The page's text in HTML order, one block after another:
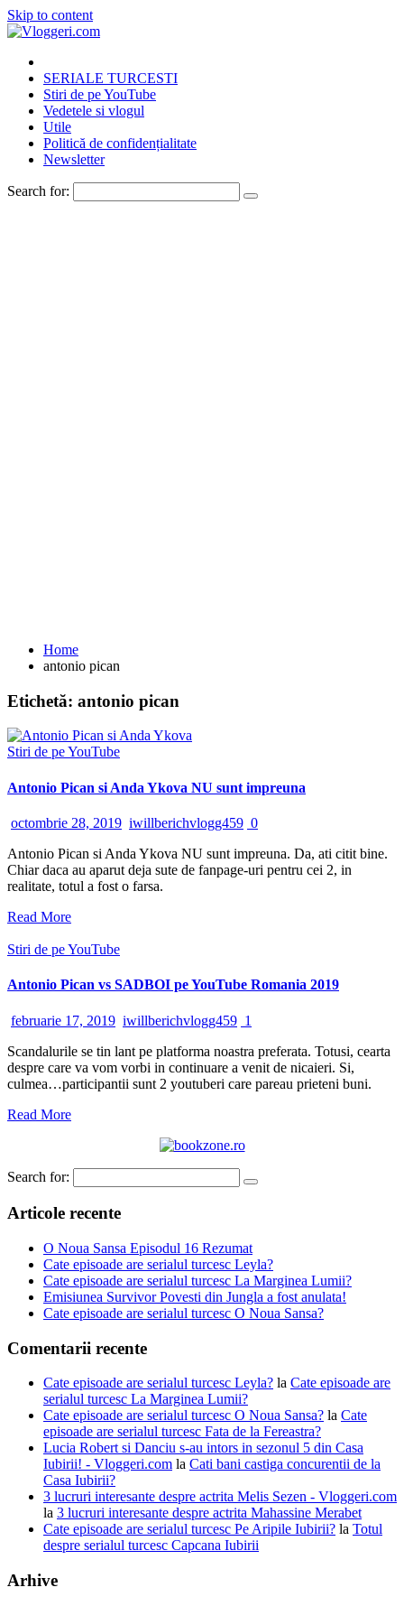
Skip to content
SERIALE TURCESTI
Stiri de pe YouTube
Vedetele si vlogul
Utile
Politică de confidențialitate
Newsletter
Search for:
Home
antonio pican
Etichetă: antonio pican
Stiri de pe YouTube
Antonio Pican si Anda Ykova NU sunt impreuna
octombrie 28, 2019 iwillberichvlogg459 0
Antonio Pican si Anda Ykova NU sunt impreuna. Da, ati citit bine.
Chiar daca au aparut deja sute de fanpage-uri pentru cei 2, in
realitate, totul a fost o farsa.
Read More
Stiri de pe YouTube
Antonio Pican vs SADBOI pe YouTube Romania 2019
februarie 17, 2019 iwillberichvlogg459 1
Scandalurile se tin lant pe platforma noastra preferata. Totusi, cearta
despre care va vom vorbi in continuare a venit de nicaieri. Si,
culmea…participantii sunt 2 youtuberi care pareau prieteni buni.
Read More
Search for:
Articole recente
O Noua Sansa Episodul 16 Rezumat
Cate episoade are serialul turcesc Leyla?
Cate episoade are serialul turcesc La Marginea Lumii?
Emisiunea Survivor Povesti din Jungla a fost anulata!
Cate episoade are serialul turcesc O Noua Sansa?
Comentarii recente
Cate episoade are serialul turcesc Leyla? la Cate episoade are
serialul turcesc La Marginea Lumii?
Cate episoade are serialul turcesc O Noua Sansa? la Cate
episoade are serialul turcesc Fata de la Fereastra?
Lucia Robert si Danciu s-au intors in sezonul 5 din Casa
Iubirii! - Vloggeri.com la Cati bani castiga concurentii de la
Casa Iubirii?
3 lucruri interesante despre actrita Melis Sezen - Vloggeri.com
la 3 lucruri interesante despre actrita Mahassine Merabet
Cate episoade are serialul turcesc Pe Aripile Iubirii? la Totul
despre serialul turcesc Capcana Iubirii
Arhive